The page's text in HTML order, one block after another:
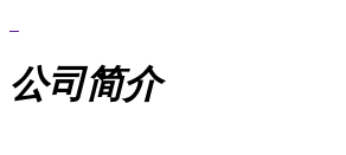
公司简介